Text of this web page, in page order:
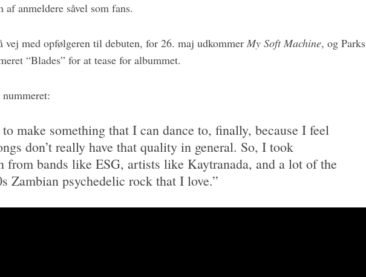
af anmeldere såvel som fans.
vej med opfølgeren til debuten, for 26. maj udkommer My Soft Machine, og Parks
“Blades” for at tease for albummet.
make something that I can dance to, finally, because I feel
don’t really have that quality in general. So, I took
from bands like ESG, artists like Kaytranada, and a lot of the
Zambian psychedelic rock that I love.”